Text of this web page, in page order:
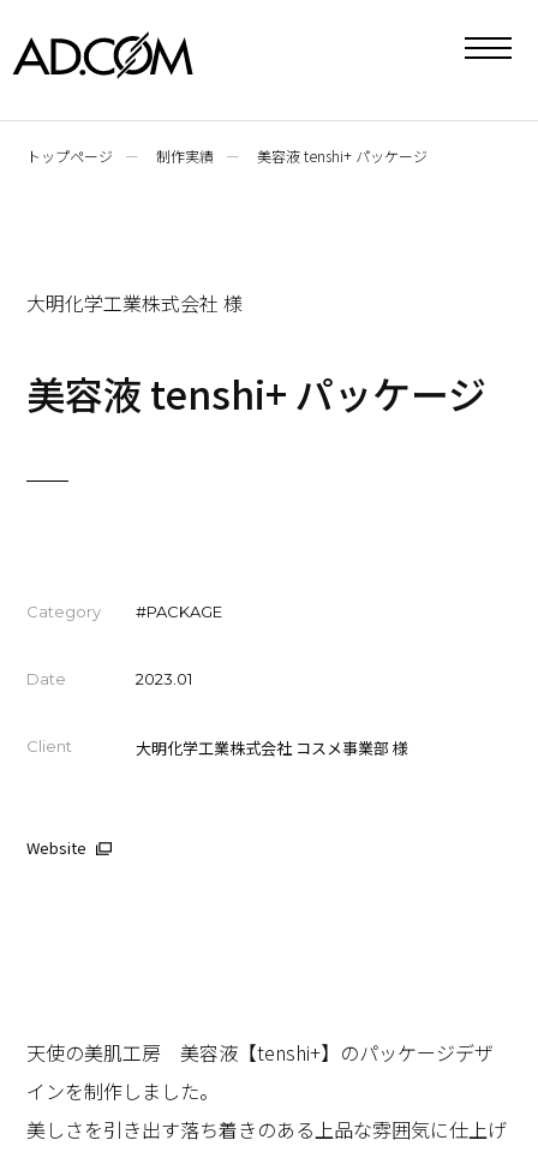
toggle
トップページ 制作実績 美容液 tenshi+ パッケージ
大明化学工業株式会社 様
美容液 tenshi+ パッケージ
Category #PACKAGE
Date 2023.01
Client 大明化学工業株式会社 コスメ事業部 様
Website
天使の美肌工房 美容液【tenshi+】のパッケージデザ
インを制作しました。
美しさを引き出す落ち着きのある上品な雰囲気に仕上げ